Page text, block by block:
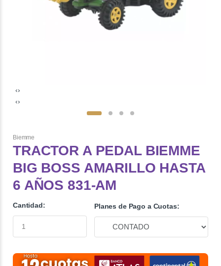
‹›
‹›
Biemme
TRACTOR A PEDAL BIEMME
BIG BOSS AMARILLO HASTA
6 AÑOS 831-AM
Cantidad: Planes de Pago a Cuotas: